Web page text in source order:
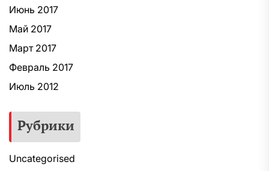
Июнь 2017
Май 2017
Март 2017
Февраль 2017
Июль 2012
Рубрики
Uncategorised